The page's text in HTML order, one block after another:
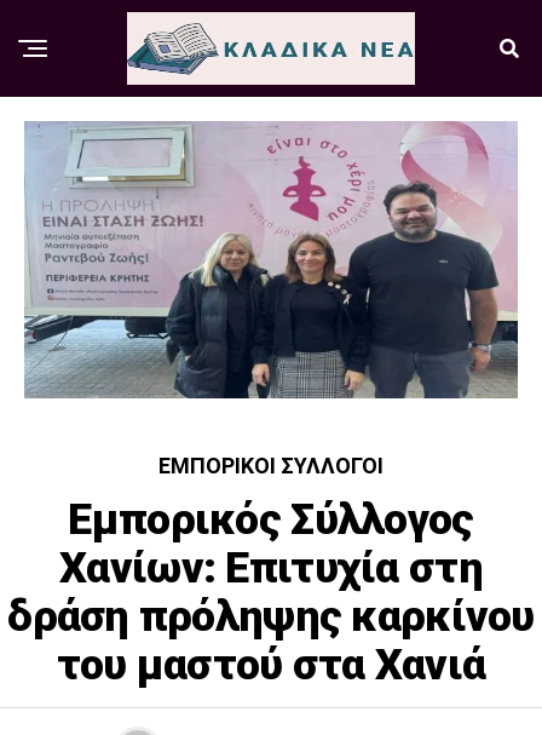
ΕΜΠΟΡΙΚΟΊ ΣΎΛΛΟΓΟΙ
Εμπορικός Σύλλογος
Χανίων: Επιτυχία στη
δράση πρόληψης καρκίνου
του μαστού στα Χανιά